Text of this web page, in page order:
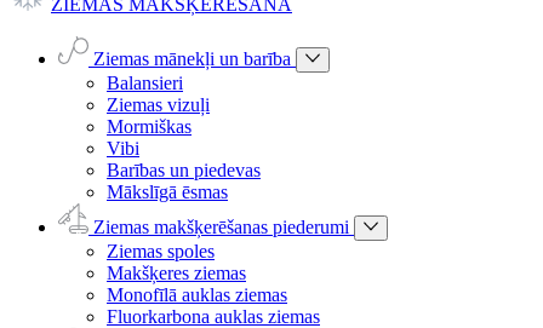
ZIEMAS MAKŠĶERĒŠANA
Ziemas mānekļi un barība
Balansieri
Ziemas vizuļi
Mormiškas
Vibi
Barības un piedevas
Mākslīgā ēsmas
Ziemas makšķerēšanas piederumi
Ziemas spoles
Makšķeres ziemas
Monofīlā auklas ziemas
Fluorkarbona auklas ziemas